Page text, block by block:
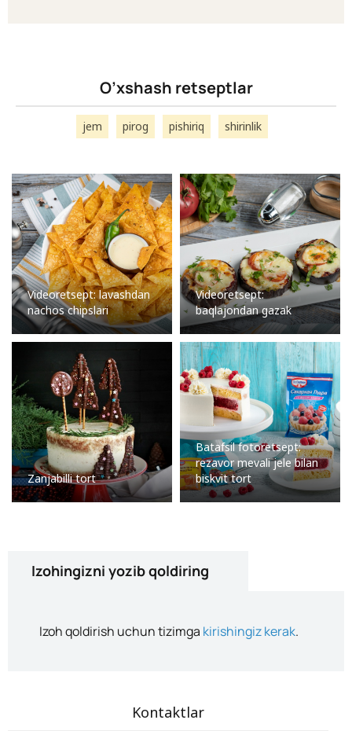
O’xshash retseptlar
jem pirog pishiriq shirinlik
Videoretsept: lavashdan
nachos chipslari
Videoretsept:
baqlajondan gazak
Zanjabilli tort
Batafsil fotoretsept:
rezavor mevali jele bilan
biskvit tort
Izohingizni yozib qoldiring
Izoh qoldirish uchun tizimga kirishingiz kerak.
Kontaktlar